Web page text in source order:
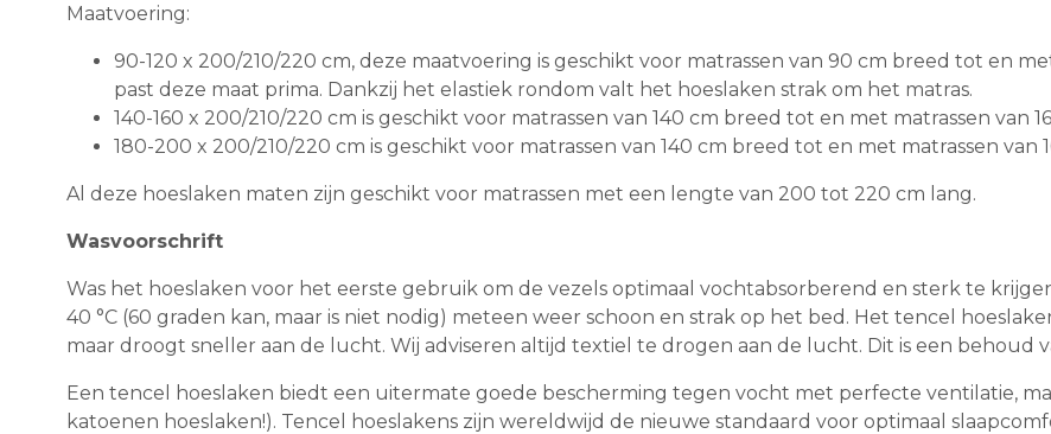
Maatvoering:
90-120 x 200/210/220 cm, deze maatvoering is geschikt voor matrassen van 90 cm breed tot en
past deze maat prima. Dankzij het elastiek rondom valt het hoeslaken strak om het matras.
140-160 x 200/210/220 cm is geschikt voor matrassen van 140 cm breed tot en met matrassen van
180-200 x 200/210/220 cm is geschikt voor matrassen van 140 cm breed tot en met matrassen van
Al deze hoeslaken maten zijn geschikt voor matrassen met een lengte van 200 tot 220 cm lang.
Wasvoorschrift
Was het hoeslaken voor het eerste gebruik om de vezels optimaal vochtabsorberend en sterk te
40 °C (60 graden kan, maar is niet nodig) meteen weer schoon en strak op het bed. Het tencel
maar droogt sneller aan de lucht. Wij adviseren altijd textiel te drogen aan de lucht. Dit is een behoud
Een tencel hoeslaken biedt een uitermate goede bescherming tegen vocht met perfecte ventilatie,
katoenen hoeslaken!). Tencel hoeslakens zijn wereldwijd de nieuwe standaard voor optimaal